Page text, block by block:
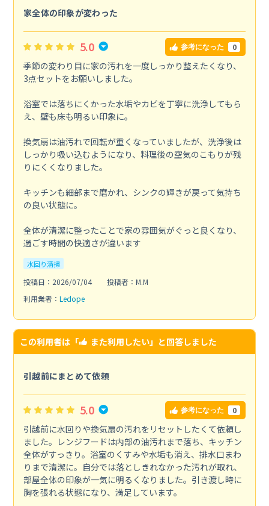
家全体の印象が変わった
5.0 参考になった 0
季節の変わり目に家の汚れを一度しっかり整えたくなり、
3点セットをお願いしました。
浴室では落ちにくかった水垢やカビを丁寧に洗浄してもら
え、壁も床も明るい印象に。
換気扇は油汚れで回転が重くなっていましたが、洗浄後は
しっかり吸い込むようになり、料理後の空気のこもりが残
りにくくなりました。
キッチンも細部まで磨かれ、シンクの輝きが戻って気持ち
の良い状態に。
全体が清潔に整ったことで家の雰囲気がぐっと良くなり、
過ごす時間の快適さが違います
水回り清掃
投稿日：2026/07/04
投稿者：M.M
利用業者： Ledope
この利用者は「 また利用したい」と回答しました
引越前にまとめて依頼
5.0 参考になった 0
引越前に水回りや換気扇の汚れをリセットしたくて依頼し
ました。レンジフードは内部の油汚れまで落ち、キッチン
全体がすっきり。浴室のくすみや水垢も消え、排水口まわ
りまで清潔に。自分では落としきれなかった汚れが取れ、
部屋全体の印象が一気に明るくなりました。引き渡し時に
胸を張れる状態になり、満足しています。